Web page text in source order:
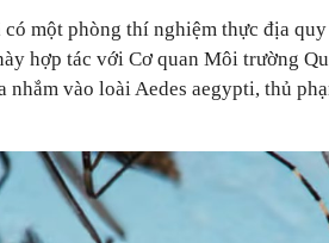
một phòng thí nghiệm thực địa
hợp tác với Cơ quan Môi trường
vào loài Aedes aegypti, thủ